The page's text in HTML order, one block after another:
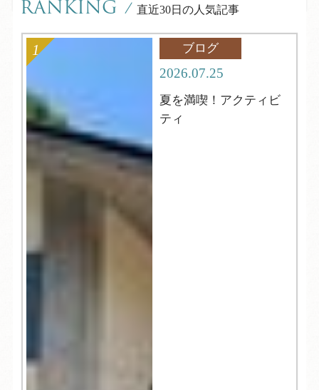
RANKING / 直近30日の人気記事
ブログ
2026.07.25
夏を満喫！アクティビ
ティ